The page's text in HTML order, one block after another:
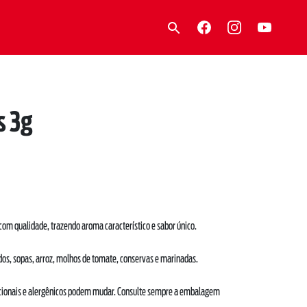
3g
qualidade, trazendo aroma característico e sabor único.
sopas, arroz, molhos de tomate, conservas e marinadas.
e alergênicos podem mudar. Consulte sempre a embalagem